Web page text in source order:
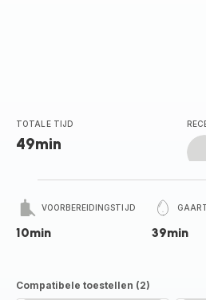
TOTALE TIJD
49min
VOORBEREIDINGSTIJD
10min 39min
Compatibele toestellen (2)